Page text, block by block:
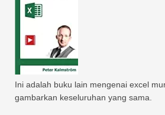
Ini adalah buku lain mengenai excel
gambarkan keseluruhan yang sama.